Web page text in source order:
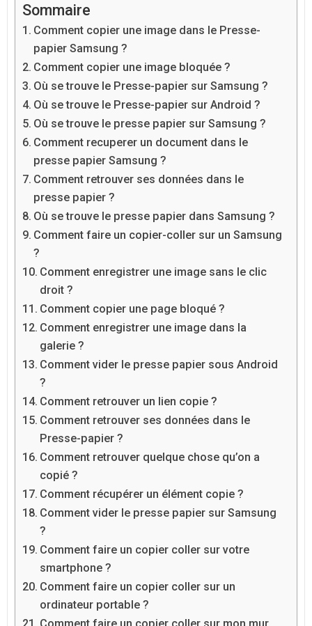
Sommaire
Comment copier une image dans le Presse-
papier Samsung ?
Comment copier une image bloquée ?
Où se trouve le Presse-papier sur Samsung ?
Où se trouve le Presse-papier sur Android ?
Où se trouve le presse papier sur Samsung ?
Comment recuperer un document dans le
presse papier Samsung ?
Comment retrouver ses données dans le
presse papier ?
Où se trouve le presse papier dans Samsung ?
Comment faire un copier-coller sur un Samsung
?
Comment enregistrer une image sans le clic
droit ?
Comment copier une page bloqué ?
Comment enregistrer une image dans la
galerie ?
Comment vider le presse papier sous Android
?
Comment retrouver un lien copie ?
Comment retrouver ses données dans le
Presse-papier ?
Comment retrouver quelque chose qu’on a
copié ?
Comment récupérer un élément copie ?
Comment vider le presse papier sur Samsung
?
Comment faire un copier coller sur votre
smartphone ?
Comment faire un copier coller sur un
ordinateur portable ?
Comment faire un copier coller sur mon mur